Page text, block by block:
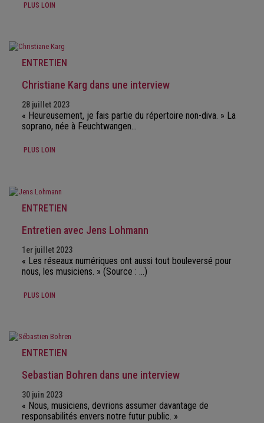
PLUS LOIN
ENTRETIEN
Christiane Karg dans une interview
28 juillet 2023
« Heureusement, je fais partie du répertoire non-diva. » La
soprano, née à Feuchtwangen…
PLUS LOIN
ENTRETIEN
Entretien avec Jens Lohmann
1er juillet 2023
« Les réseaux numériques ont aussi tout bouleversé pour
nous, les musiciens. » (Source : ...)
PLUS LOIN
ENTRETIEN
Sebastian Bohren dans une interview
30 juin 2023
« Nous, musiciens, devrions assumer davantage de
responsabilités envers notre futur public. »